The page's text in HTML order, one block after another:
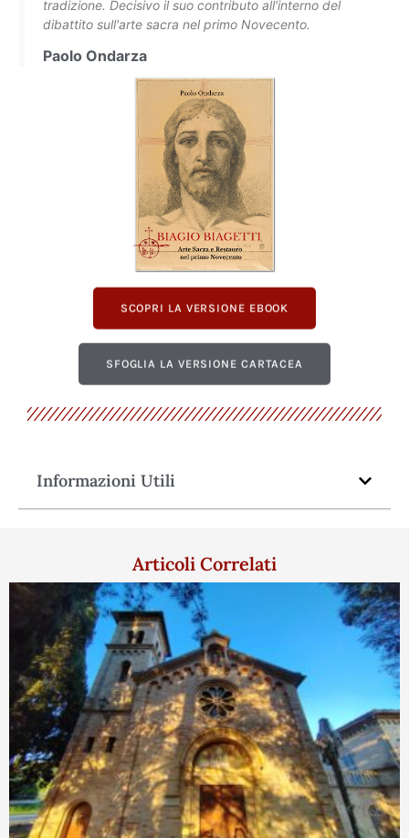
tradizione. Decisivo il suo contributo all'interno del
dibattito sull'arte sacra nel primo Novecento.
Paolo Ondarza
SCOPRI LA VERSIONE EBOOK
SFOGLIA LA VERSIONE CARTACEA
Informazioni Utili
Articoli Correlati